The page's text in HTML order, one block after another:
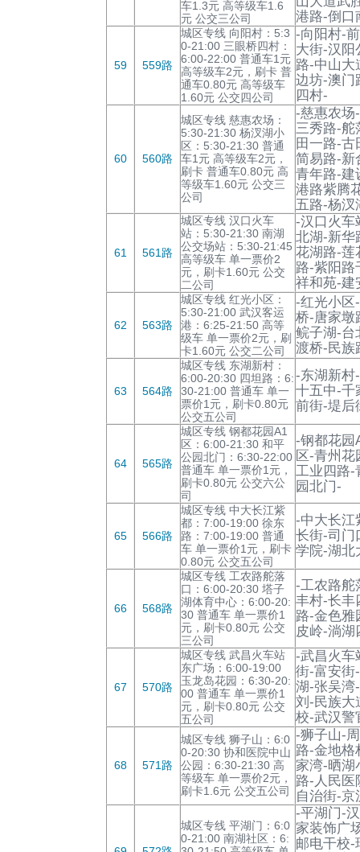
车1.3元 高等级车1.6
元 公交三公司
港路-倒口
59 559路
城区专线 向阳村：5:3
0-21:00 三眼桥四村：
6:00-22:00 普通车1元
高等级车2元，刷卡 普
通车0.80元 高等级车
1.60元 公交四公司
-向阳村-
大街-汉阳
路-中山大
边坊-澳门
四村-
60 560路
城区专线 慈惠农场：
5:30-21:30 杨汊湖小
区：5:30-21:30 普通
车1元 高等级车2元，
刷卡 普通车0.80元 高
等级车1.60元 公交三
公司
-慈惠农场
三秀路-舵
田一路-
简易路-新
青年路-建
港路紫腾
五路-杨汊
61 561路
城区专线 汉口火车
站：5:30-21:30 南湖
公交场站：5:30-21:45
高等级车 单一票价2
元，刷卡1.60元 公交
二公司
-汉口火车
北湖-新华
花湖路-莲
路-紫阳路
祥和苑-建
62 563路
城区专线 红光小区：
5:30-21:00 武汉客运
港：6:25-21:50 高等
级车 单一票价2元，刷
卡1.60元 公交二公司
-红光小区
桥-唐家墩
鲩子湖-台
渡桥-民族
63 564路
城区专线 东湖新村：
6:00-20:30 四坦路：6:
30-21:00 普通车 单一
票价1元，刷卡0.80元
公交五公司
-东湖新村
十五中-千
前街-堤后
64 565路
城区专线 钢都花园A1
区：6:00-21:30 和平
公园北门：6:30-22:00
普通车 单一票价1元，
刷卡0.80元 公交六公
司
-钢都花园
区-青州花
工业四路-
园北门-
65 566路
城区专线 中大长江紫
都：7:00-19:00 徐东
路：7:00-19:00 普通
车 单一票价1元，刷卡
0.80元 公交五公司
-中大长江
长街-司门
学院-湖北
66 568路
城区专线 工农路舵落
口：6:00-20:30 塔子
湖体育中心：6:00-20:
30 普通车 单一票价1
元，刷卡0.80元 公交
三公司
-工农路舵
丰村-长丰
路-金色雅
皮岭-淌湖
67 570路
城区专线 武昌火车站
东广场：6:00-19:00
玉龙岛花园：6:30-20:
00 普通车 单一票价1
元，刷卡0.80元 公交
五公司
-武昌火车
街-富安街
湖-张吴湾
刘-民族大
校-武汉警
68 571路
城区专线 狮子山：6:0
0-20:30 协和医院中山
公园：6:30-21:30 高
等级车 单一票价2元，
刷卡1.6元 公交五公司
-狮子山-
路-金地格
家湾-晒湖
路-人民医
自治街-
城区专线 平湖门：6:0
0-21:00 南湖社区：6:
-平湖门-
家装饰广
邮电干校-